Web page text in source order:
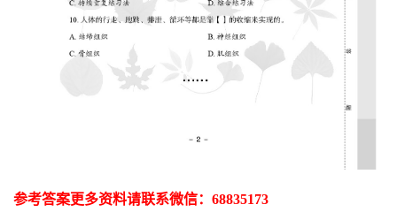
参考答案更多资料请联系微信： 68835173